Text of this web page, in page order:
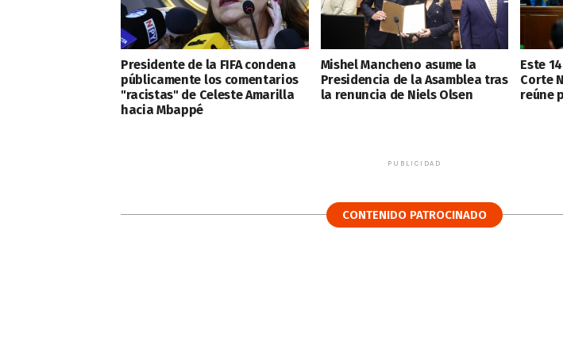
Presidente de la FIFA condena
públicamente los comentarios
"racistas" de Celeste Amarilla
hacia Mbappé
Mishel Mancheno asume la
Presidencia de la Asamblea tras
la renuncia de Niels Olsen
Este
Corte
reúne
PUBLICIDAD
CONTENIDO PATROCINADO